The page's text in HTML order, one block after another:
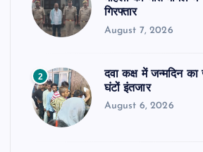
गिरफ्तार
August 7, 2026
2
दवा कक्ष में जन्मदिन का
घंटों इंतजार
August 6, 2026